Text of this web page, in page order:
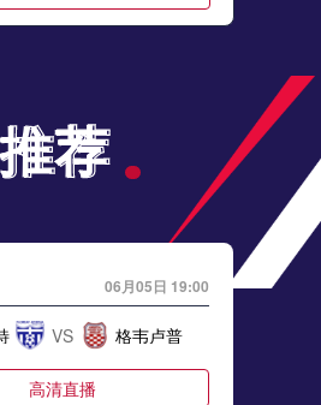
荐
荐
06月05日 19:00
VS 格韦卢普
高清直播